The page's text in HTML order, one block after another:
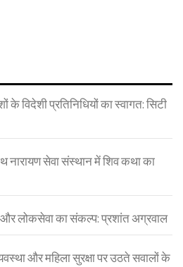
के विदेशी प्रतिनिधियों का स्वागत: सिटी
नारायण सेवा संस्थान में शिव कथा का
लोकसेवा का संकल्प: प्रशांत अग्रवाल
और महिला सुरक्षा पर उठते सवालों के